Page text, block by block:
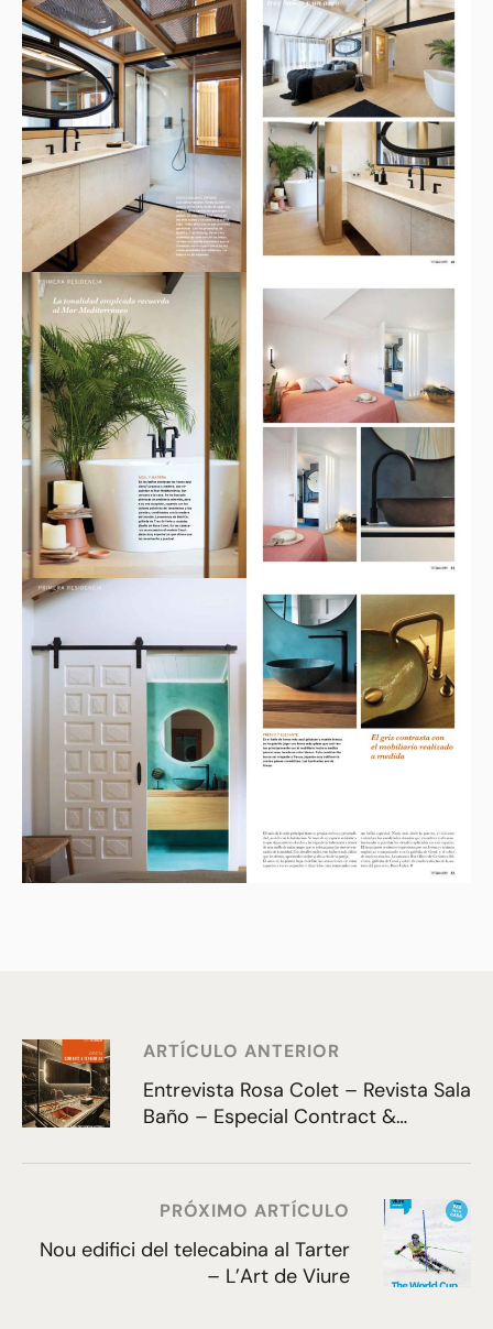
ARTÍCULO ANTERIOR
Entrevista Rosa Colet – Revista Sala
Baño – Especial Contract &
PRÓXIMO ARTÍCULO
Nou edifici del telecabina al Tarter
– L’Art de Viure